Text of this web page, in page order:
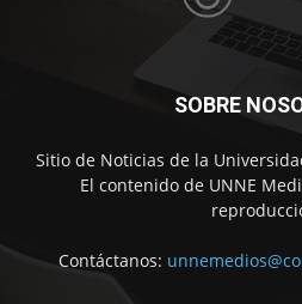
SOBRE
Sitio de Noticias de la
El contenido de UNNE
Contáctanos: